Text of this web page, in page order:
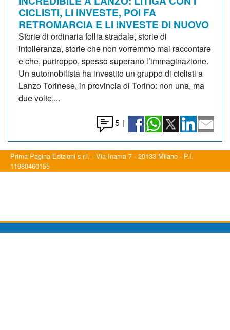
CICLISTI, LI INVESTE, POI FA
RETROMARCIA E LI INVESTE DI NUOVO
Storie di ordinaria follia stradale, storie di
intolleranza, storie che non vorremmo mai raccontare
e che, purtroppo, spesso superano l’immaginazione.
Un automobilista ha investito un gruppo di ciclisti a
Lanzo Torinese, in provincia di Torino: non una, ma
due volte,...
5 |
Prima Pagina Edizioni s.r.l. - Via Inama 7 - 20133 Milano - P.I.
11980460155